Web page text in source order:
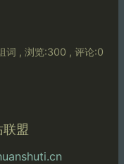
词 , 浏览:300 , 评论:0
联盟